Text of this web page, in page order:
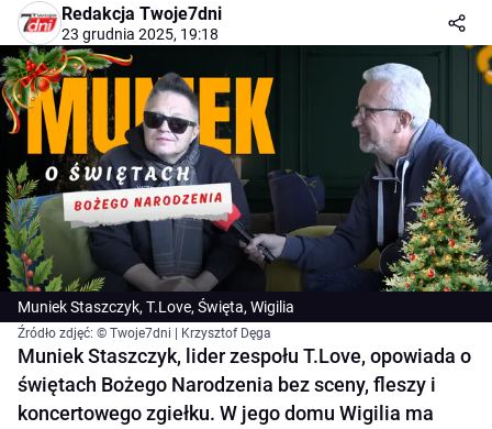
Redakcja Twoje7dni
23 grudnia 2025, 19:18
Muniek Staszczyk, T.Love, Święta, Wigilia
Źródło zdjęć: © Twoje7dni | Krzysztof Dęga
Muniek Staszczyk, lider zespołu T.Love, opowiada o
świętach Bożego Narodzenia bez sceny, fleszy i
koncertowego zgiełku. W jego domu Wigilia ma